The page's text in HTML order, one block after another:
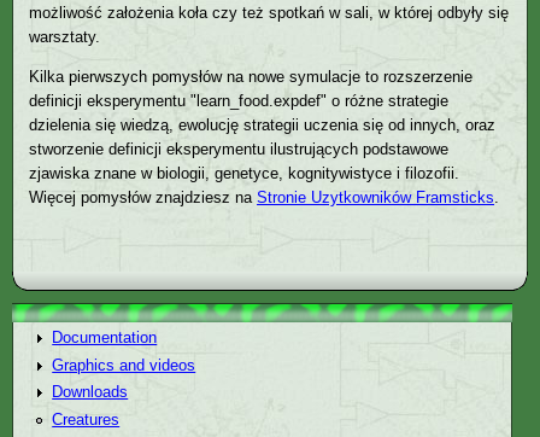
możliwość założenia koła czy też spotkań w sali, w której odbyły się
warsztaty.
Kilka pierwszych pomysłów na nowe symulacje to rozszerzenie
definicji eksperymentu "learn_food.expdef" o różne strategie
dzielenia się wiedzą, ewolucję strategii uczenia się od innych, oraz
stworzenie definicji eksperymentu ilustrujących podstawowe
zjawiska znane w biologii, genetyce, kognitywistyce i filozofii.
Więcej pomysłów znajdziesz naStronie Uzytkowników Framsticks.
Documentation
Graphics and videos
Downloads
Creatures